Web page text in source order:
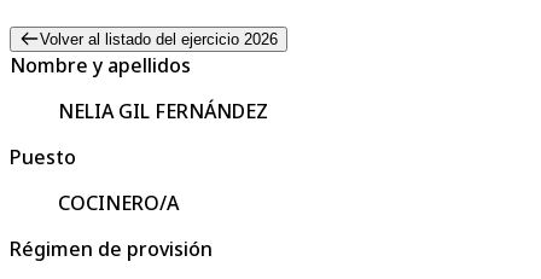
Volver al listado del ejercicio 2026
Nombre y apellidos
NELIA GIL FERNÁNDEZ
Puesto
COCINERO/A
Régimen de provisión